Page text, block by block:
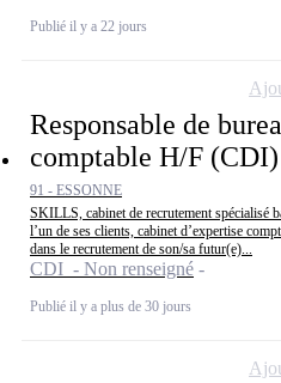
Publié il y a 22 jours
Responsable de
comptable H/F (CDI)
91 - ESSONNE
SKILLS, cabinet de recrutement spécialisé
l’un de ses clients, cabinet d’expertise
dans le recrutement de son/sa futur(e)...
CDI - Non renseigné
Publié il y a plus de 30 jours